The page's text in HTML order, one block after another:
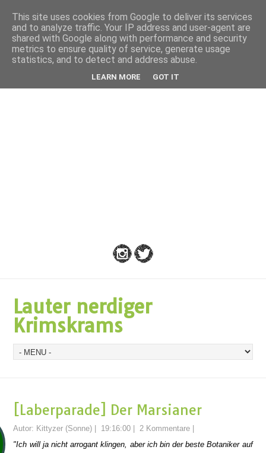
Back
Down
Lauter nerdiger
Krimskrams
[Laberparade] Der Marsianer
Autor: Kittyzer (Sonne) 19:16:00 |2 Kommentare
"Ich will ja nicht arrogant klingen, aber ich bin der beste Botaniker auf
This site uses cookies from Google to deliver its services
and to analyze traffic. Your IP address and user-agent are
shared with Google along with performance and security
metrics to ensure quality of service, generate usage
statistics, and to detect and address abuse.
LEARN MORE GOT IT